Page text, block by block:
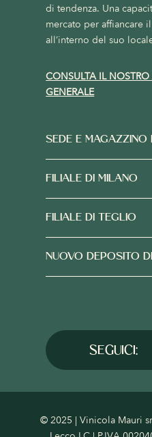
di tendenza. Una
mercato per affiancare
all’interno del suo
CONSULTA IL
GENERALE
SEDE E MAGAZZINO
FILIALE DI MILANO
FILIALE DI TEGLIO
NUOVO DEPOSITO
© 2025 | Vinicola Mauri